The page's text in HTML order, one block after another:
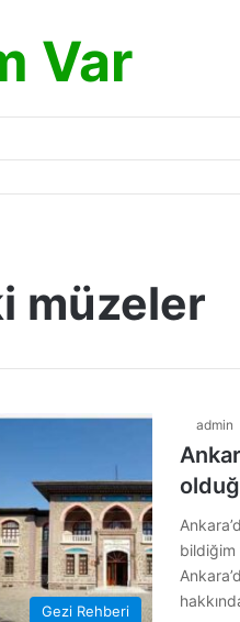
Var
müzeler
Gezi Rehberi
admin
bildiğim